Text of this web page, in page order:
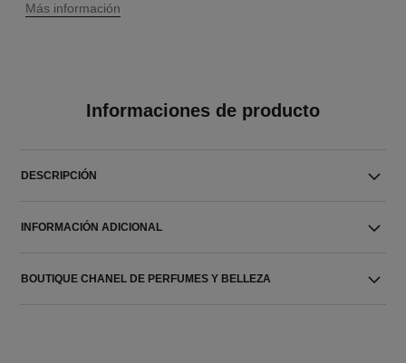
↩
Más información
Informaciones de producto
DESCRIPCIÓN
INFORMACIÓN ADICIONAL
BOUTIQUE CHANEL DE PERFUMES Y BELLEZA